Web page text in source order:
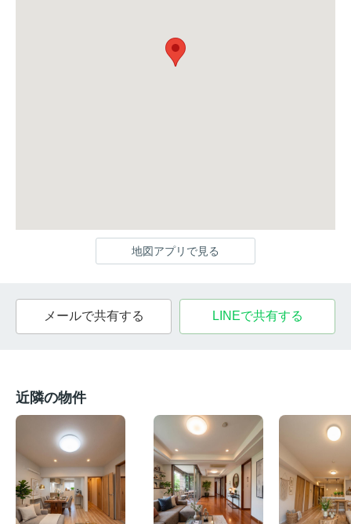
地図アプリで見る
メールで共有する LINEで共有する
近隣の物件